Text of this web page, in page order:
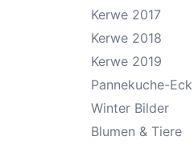
Kerwe 2017
Kerwe 2018
Kerwe 2019
Pannekuche-Eck
Winter Bilder
Blumen & Tiere